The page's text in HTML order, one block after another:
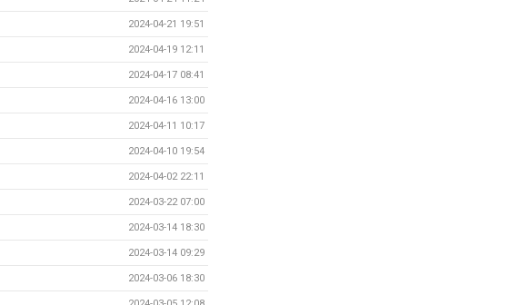
2024-04-21 19:51
2024-04-19 12:11
2024-04-17 08:41
2024-04-16 13:00
2024-04-11 10:17
2024-04-10 19:54
2024-04-02 22:11
2024-03-22 07:00
2024-03-14 18:30
2024-03-14 09:29
2024-03-06 18:30